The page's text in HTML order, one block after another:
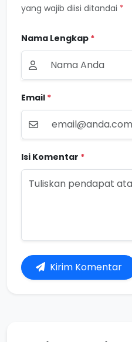
yang wajib diisi ditandai *
Nama Lengkap *
Email *
Isi Komentar *
Kirim Komentar